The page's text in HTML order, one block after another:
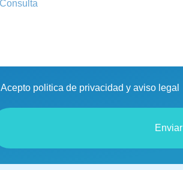
Acepto politica de privacidad y aviso legal
Enviar